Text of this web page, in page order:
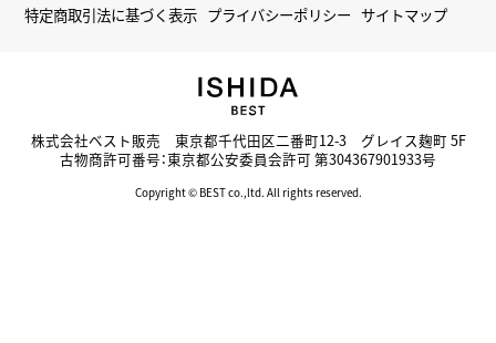
特定商取引法に基づく表示 プライバシーポリシー サイトマップ
株式会社ベスト販売 東京都千代田区二番町12-3 グレイス麹町 5F
古物商許可番号：東京都公安委員会許可 第304367901933号
Copyright © BEST co.,ltd. All rights reserved.